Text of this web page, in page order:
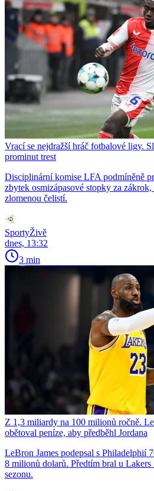
Vrací se nejdražší hráč fotbalové ligy.
prominut trest
Disciplinární komise LFA podmíněně
zbytek osmizápasové stopky za
zlomenou čelistí.
SportyŽivě
dnes, 13:32
3 min
Z 1,3 miliardy na 100 milionů ročně.
obětoval peníze, aby předběhl Jordana
LeBron James podepsal s Philadelphií
8 milionů dolarů. Předtím bral u
sezonu.